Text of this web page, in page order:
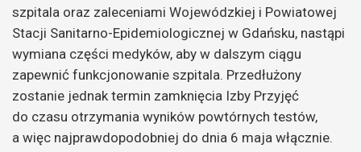
szpitala oraz zaleceniami Wojewódzkiej i Powiatowej
Stacji Sanitarno-Epidemiologicznej w Gdańsku, nastąpi
wymiana części medyków, aby w dalszym ciągu
zapewnić funkcjonowanie szpitala. Przedłużony
zostanie jednak termin zamknięcia Izby Przyjęć
do czasu otrzymania wyników powtórnych testów,
a więc najprawdopodobniej do dnia 6 maja włącznie.